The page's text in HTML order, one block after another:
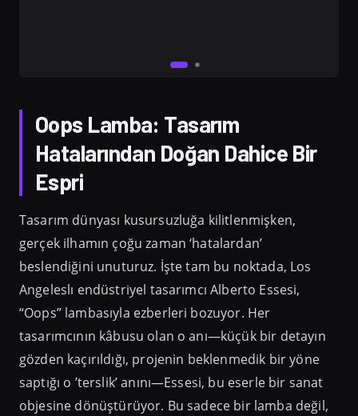
Oops Lamba: Tasarım
Hatalarından Doğan Dahice Bir
Espri
Tasarım dünyası kusursuzluğa kilitlenmişken,
gerçek ilhamın çoğu zaman ‘hatalardan’
beslendiğini unuturuz. İşte tam bu noktada, Los
Angeleslı endüstriyel tasarımcı Alberto Essesi,
“Oops” lambasıyla ezberleri bozuyor. Her
tasarımcının kâbusu olan o anı—küçük bir detayın
gözden kaçırıldığı, projenin beklenmedik bir yöne
saptığı o ’terslik’ anını—Essesi, bu eserle bir sanat
objesine dönüştürüyor. Bu sadece bir lamba değil,